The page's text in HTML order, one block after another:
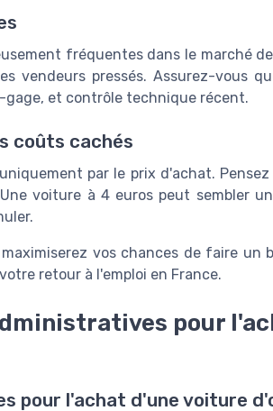
fréquentes dans le marché
vendeurs pressés. Assurez-vous
et contrôle technique récent.
coûts cachés
par le prix d'achat.
voiture à 4 euros peut sembler
vos chances de faire
retour à l'emploi en France.
pour
pour l'achat d'une voiture